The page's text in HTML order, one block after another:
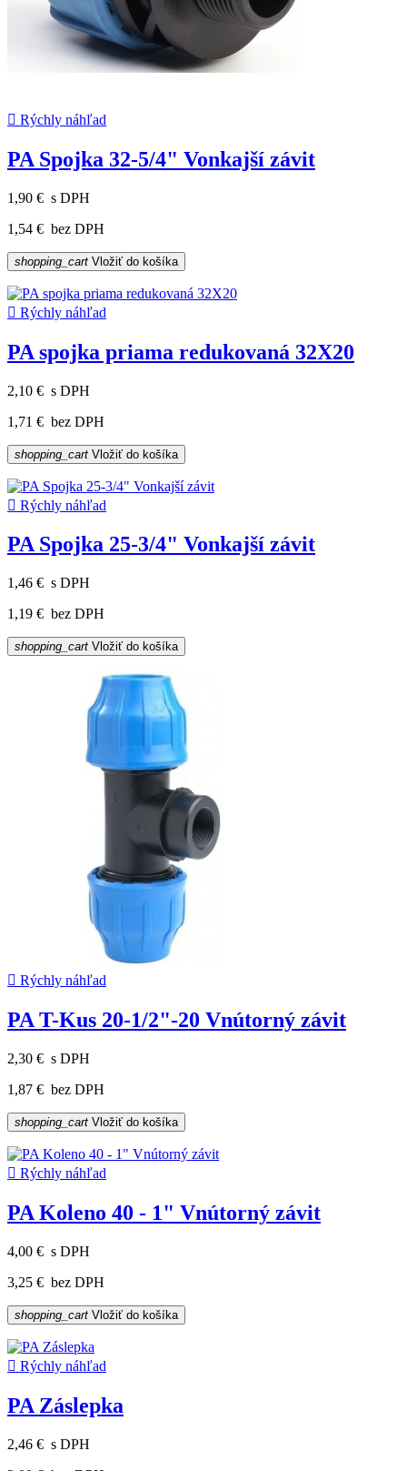
 Rýchly náhľad
PA Spojka 32-5/4" Vonkajší závit
1,90 € s DPH
1,54 € bez DPH
shopping_cart Vložiť do košíka
 Rýchly náhľad
PA spojka priama redukovaná 32X20
2,10 € s DPH
1,71 € bez DPH
shopping_cart Vložiť do košíka
 Rýchly náhľad
PA Spojka 25-3/4" Vonkajší závit
1,46 € s DPH
1,19 € bez DPH
shopping_cart Vložiť do košíka
 Rýchly náhľad
PA T-Kus 20-1/2"-20 Vnútorný závit
2,30 € s DPH
1,87 € bez DPH
shopping_cart Vložiť do košíka
 Rýchly náhľad
PA Koleno 40 - 1" Vnútorný závit
4,00 € s DPH
3,25 € bez DPH
shopping_cart Vložiť do košíka
 Rýchly náhľad
PA Záslepka
2,46 € s DPH